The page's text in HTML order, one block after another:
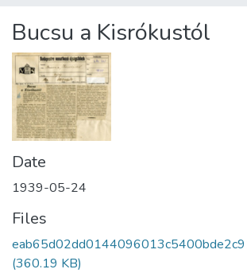
Statistics
About us
Bucsu a Kisrókustól
Date
1939-05-24
Files
(360.19 KB)